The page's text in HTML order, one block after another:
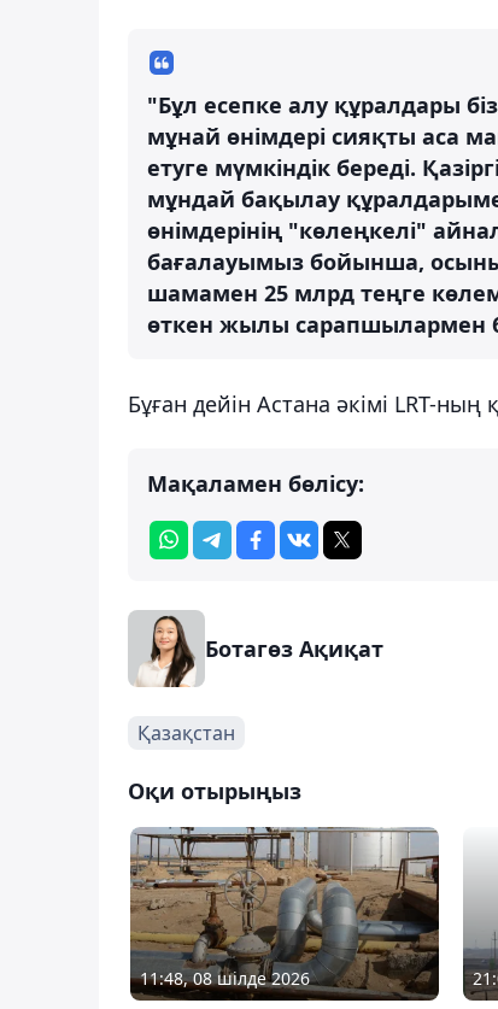
"Бұл есепке алу құралдары
мұнай өнімдері сияқты аса
етуге мүмкіндік береді.
мұндай бақылау
өнімдерінің "көлеңкелі"
бағалауымыз бойынша,
шамамен 25 млрд теңге
өткен жылы сарапшылармен
Бұған дейін Астана әкімі LRT-
Мақаламен бөлісу:
Ботагөз Ақиқат
Қазақстан
Оқи отырыңыз
11:48, 08 шілде 2026